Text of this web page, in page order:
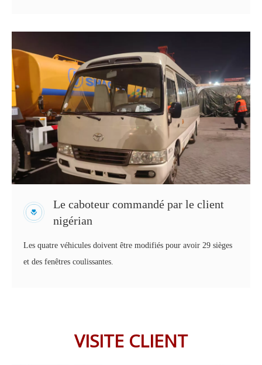
Le caboteur commandé par le client
nigérian
Les quatre véhicules doivent être modifiés pour avoir 29 sièges
et des fenêtres coulissantes.
VISITE CLIENT